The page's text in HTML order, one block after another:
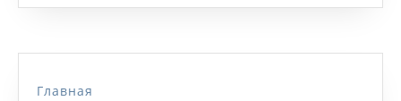
Главная